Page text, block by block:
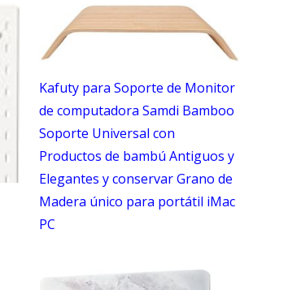
Kafuty para Soporte de Monitor
de computadora Samdi Bamboo
Soporte Universal con
Productos de bambú Antiguos y
Elegantes y conservar Grano de
Madera único para portátil iMac
PC